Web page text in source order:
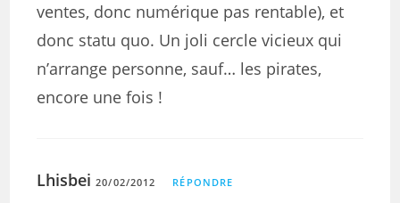
ventes, donc numérique pas rentable), et
donc statu quo. Un joli cercle vicieux qui
n’arrange personne, sauf… les pirates,
encore une fois !
Lhisbei 20/02/2012 RÉPONDRE